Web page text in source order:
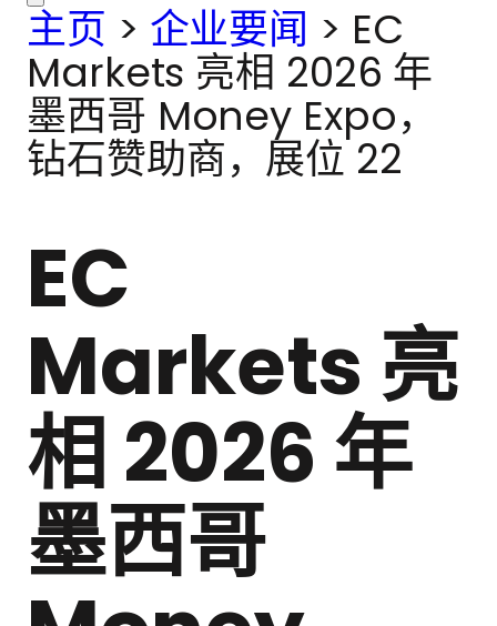
主页 > 企业要闻 > EC
Markets 亮相 2026 年
墨西哥 Money Expo，
钻石赞助商，展位 22
EC
Markets 亮
相 2026 年
墨西哥